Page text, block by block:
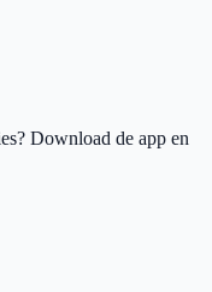
Download de app en